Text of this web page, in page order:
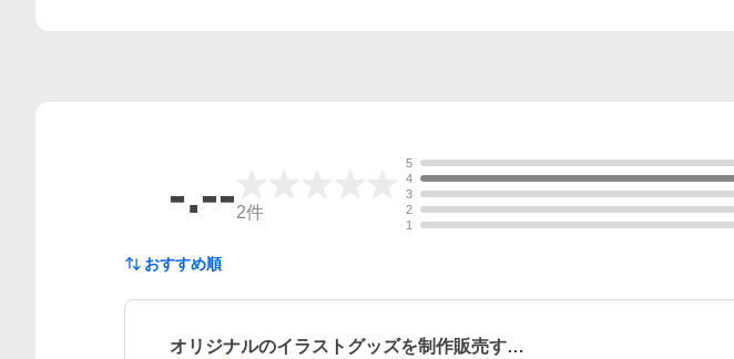
-.--2件
5
4
3
2
1
おすすめ順
オリジナルのイラストグッズを制作販売す…